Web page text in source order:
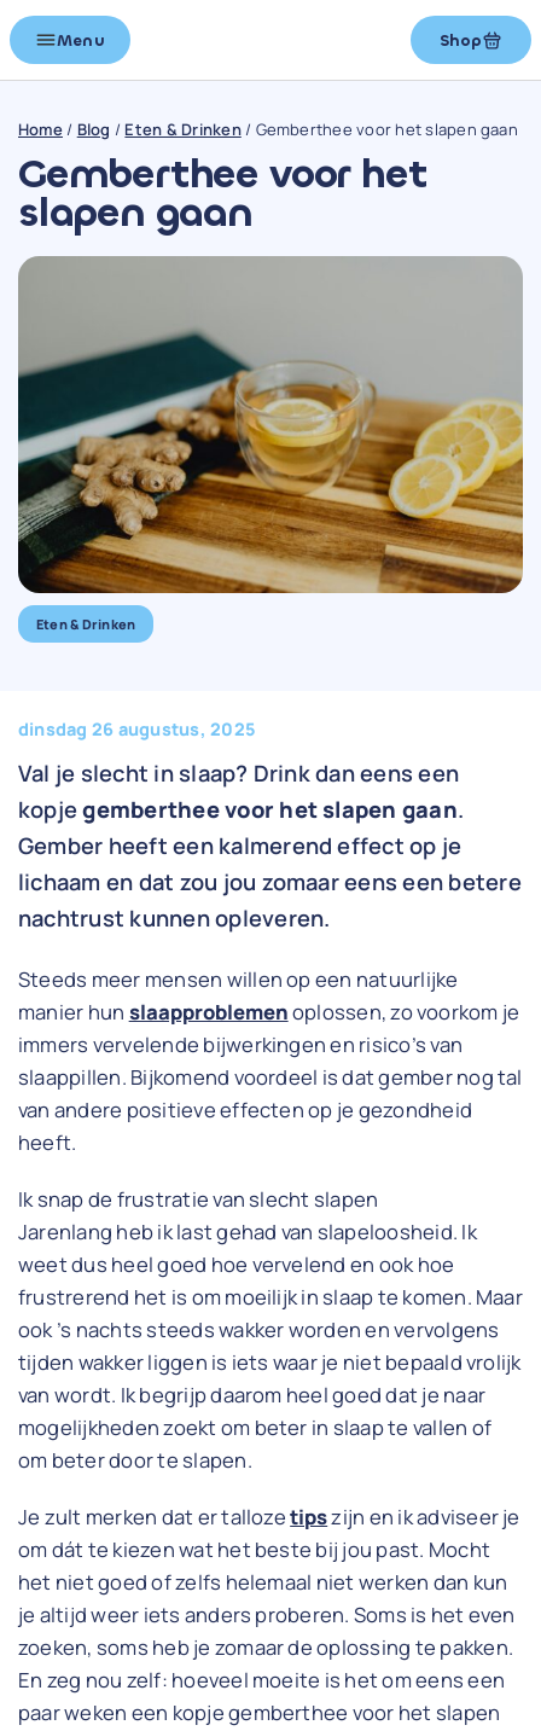
Menu Shop
Home/ Blog / Eten & Drinken/ Gemberthee voor het slapen gaan
Gemberthee voor het
slapen gaan
Eten & Drinken
dinsdag 26 augustus, 2025
Val je slecht in slaap? Drink dan eens een
kopjegemberthee voor het slapen gaan.
Gember heeft een kalmerend effect op je
lichaam en dat zou jou zomaar eens een betere
nachtrust kunnen opleveren.
Steeds meer mensen willen op een natuurlijke
manier hun slaapproblemenoplossen, zo voorkom je
immers vervelende bijwerkingen en risico’s van
slaappillen. Bijkomend voordeel is dat gember nog tal
van andere positieve effecten op je gezondheid
heeft.
Ik snap de frustratie van slecht slapen
Jarenlang heb ik last gehad van slapeloosheid. Ik
weet dus heel goed hoe vervelend en ook hoe
frustrerend het is om moeilijk in slaap te komen. Maar
ook ’s nachts steeds wakker worden en vervolgens
tijden wakker liggen is iets waar je niet bepaald vrolijk
van wordt. Ik begrijp daarom heel goed dat je naar
mogelijkheden zoekt om beter in slaap te vallen of
om beter door te slapen.
Je zult merken dat er tallozetipszijn en ik adviseer je
om dát te kiezen wat het beste bij jou past. Mocht
het niet goed of zelfs helemaal niet werken dan kun
je altijd weer iets anders proberen. Soms is het even
zoeken, soms heb je zomaar de oplossing te pakken.
En zeg nou zelf: hoeveel moeite is het om eens een
paar weken een kopje gemberthee voor het slapen